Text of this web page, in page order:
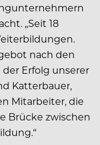
„Seit 18
nach den
Erfolg unserer
Katterbauer,
Mitarbeiter, die
Brücke zwischen